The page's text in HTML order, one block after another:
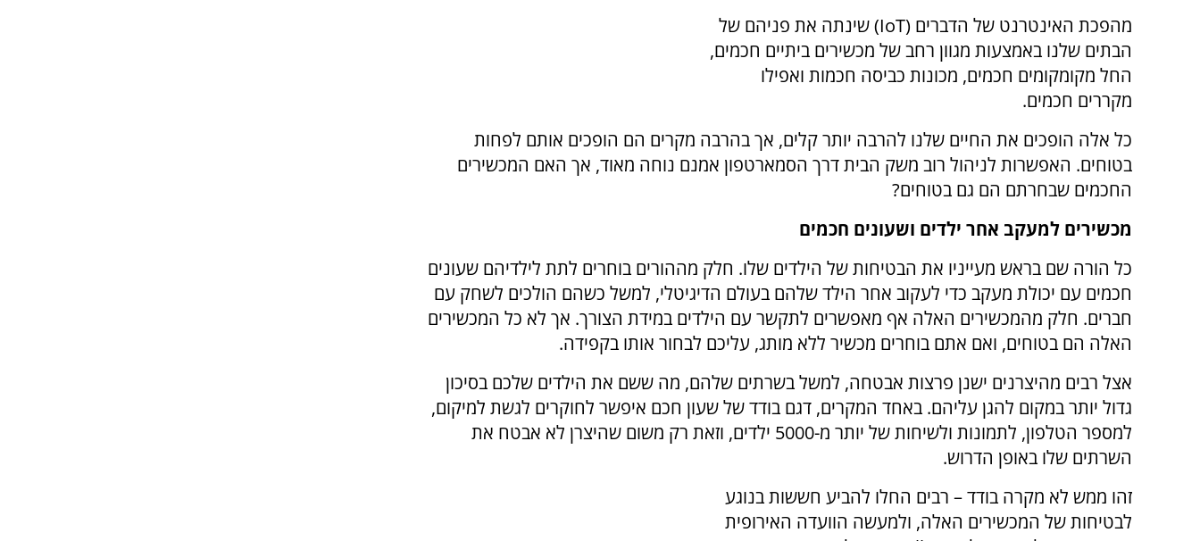
מהפכת האינטרנט של הדברים (IoT) שינתה את פניהם של
הבתים שלנו באמצעות מגוון רחב של מכשירים ביתיים חכמים,
החל מקומקומים חכמים, מכונות כביסה חכמות ואפילו
מקררים חכמים.
כל אלה הופכים את החיים שלנו להרבה יותר קלים, אך בהרבה מקרים הם הופכים אותם לפחות
בטוחים. האפשרות לניהול רוב משק הבית דרך הסמארטפון אמנם נוחה מאוד, אך האם המכשירים
החכמים שבחרתם הם גם בטוחים?
מכשירים למעקב אחר ילדים ושעונים חכמים
כל הורה שם בראש מעייניו את הבטיחות של הילדים שלו. חלק מההורים בוחרים לתת לילדיהם שעונים
חכמים עם יכולת מעקב כדי לעקוב אחר הילד שלהם בעולם הדיגיטלי, למשל כשהם הולכים לשחק עם
חברים. חלק מהמכשירים האלה אף מאפשרים לתקשר עם הילדים במידת הצורך. אך לא כל המכשירים
האלה הם בטוחים, ואם אתם בוחרים מכשיר ללא מותג, עליכם לבחור אותו בקפידה.
אצל רבים מהיצרנים ישנן פרצות אבטחה, למשל בשרתים שלהם, מה ששם את הילדים שלכם בסיכון
גדול יותר במקום להגן עליהם. באחד המקרים, דגם בודד של שעון חכם איפשר לחוקרים לגשת למיקום,
למספר הטלפון, לתמונות ולשיחות של יותר מ-5000 ילדים, וזאת רק משום שהיצרן לא אבטח את
השרתים שלו באופן הדרוש.
זהו ממש לא מקרה בודד – רבים החלו להביע חששות בנוגע
לבטיחות של המכשירים האלה, ולמעשה הוועדה האירופית